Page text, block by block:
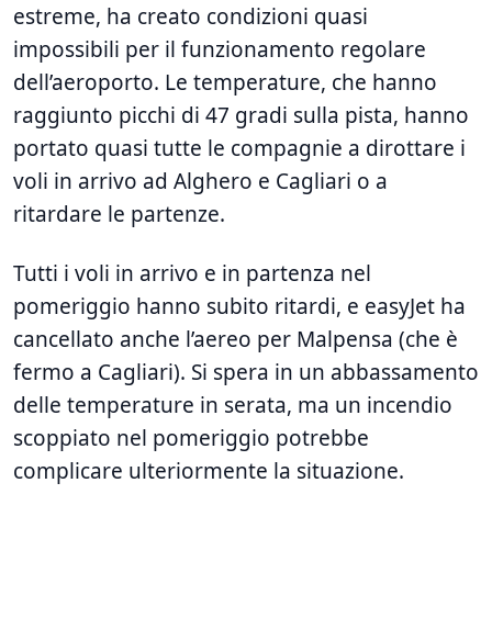
estreme, ha creato condizioni quasi
impossibili per il funzionamento regolare
dell’aeroporto. Le temperature, che hanno
raggiunto picchi di 47 gradi sulla pista, hanno
portato quasi tutte le compagnie a dirottare i
voli in arrivo ad Alghero e Cagliari o a
ritardare le partenze.
Tutti i voli in arrivo e in partenza nel
pomeriggio hanno subito ritardi, e easyJet ha
cancellato anche l’aereo per Malpensa (che è
fermo a Cagliari). Si spera in un abbassamento
delle temperature in serata, ma un incendio
scoppiato nel pomeriggio potrebbe
complicare ulteriormente la situazione.